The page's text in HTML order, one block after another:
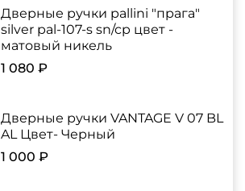
Дверные ручки pallini "прага"
silver pal-107-s sn/cp цвет -
матовый никель
1 080 ₽
Дверные ручки VANTAGE V 07 BL
AL Цвет- Черный
1 000 ₽